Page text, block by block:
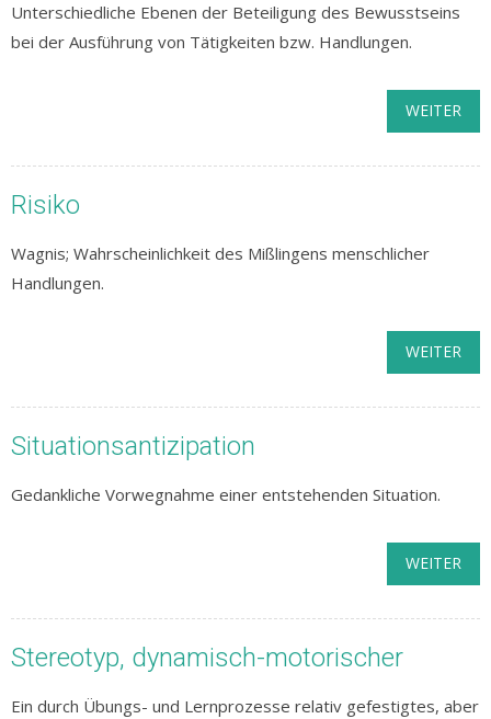
Unterschiedliche Ebenen der Beteiligung des Bewusstseins
bei der Ausführung von Tätigkeiten bzw. Handlungen.
WEITER
Risiko
Wagnis; Wahrscheinlichkeit des Mißlingens menschlicher
Handlungen.
WEITER
Situationsantizipation
Gedankliche Vorwegnahme einer entstehenden Situation.
WEITER
Stereotyp, dynamisch-motorischer
Ein durch Übungs- und Lernprozesse relativ gefestigtes, aber